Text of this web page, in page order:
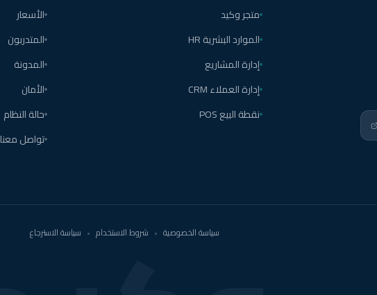
متجر وكيد
الموارد البشرية HR
إدارة المشاريع
إدارة العملاء CRM
نقطة البيع POS
الأسعار
المتدربون
المدونة
الأمان
حالة النظام
تواصل معنا
سياسة الخصوصية • شروط الاستخدام • سياسة الاسترجاع